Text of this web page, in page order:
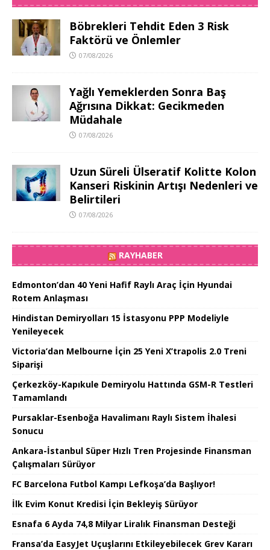
Böbrekleri Tehdit Eden 3 Risk
Faktörü ve Önlemler
07/08/2026
Yağlı Yemeklerden Sonra Baş
Ağrısına Dikkat: Gecikmeden
Müdahale
07/08/2026
Uzun Süreli Ülseratif Kolitte Kolon
Kanseri Riskinin Artışı Nedenleri ve
Belirtileri
07/08/2026
RAYHABER
Edmonton’dan 40 Yeni Hafif Raylı Araç İçin Hyundai
Rotem Anlaşması
Hindistan Demiryolları 15 İstasyonu PPP Modeliyle
Yenileyecek
Victoria’dan Melbourne İçin 25 Yeni X’trapolis 2.0 Treni
Siparişi
Çerkezköy-Kapıkule Demiryolu Hattında GSM-R Testleri
Tamamlandı
Pursaklar-Esenboğa Havalimanı Raylı Sistem İhalesi
Sonucu
Ankara-İstanbul Süper Hızlı Tren Projesinde Finansman
Çalışmaları Sürüyor
FC Barcelona Futbol Kampı Lefkoşa’da Başlıyor!
İlk Evim Konut Kredisi İçin Bekleyiş Sürüyor
Esnafa 6 Ayda 74,8 Milyar Liralık Finansman Desteği
Fransa’da EasyJet Uçuşlarını Etkileyebilecek Grev Kararı